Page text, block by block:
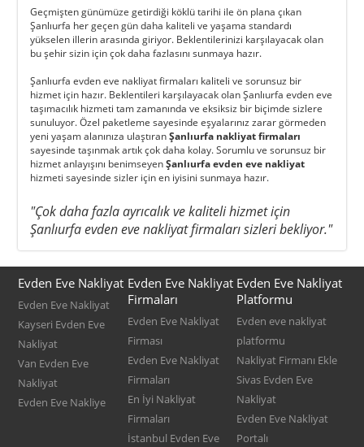
Geçmişten günümüze getirdiği köklü tarihi ile ön plana çıkan
Şanlıurfa her geçen gün daha kaliteli ve yaşama standardı
yükselen illerin arasında giriyor. Beklentilerinizi karşılayacak olan
bu şehir sizin için çok daha fazlasını sunmaya hazır.
Şanlıurfa evden eve nakliyat firmaları kaliteli ve sorunsuz bir
hizmet için hazır. Beklentileri karşılayacak olan Şanlıurfa evden eve
taşımacılık hizmeti tam zamanında ve eksiksiz bir biçimde sizlere
sunuluyor. Özel paketleme sayesinde eşyalarınız zarar görmeden
yeni yaşam alanınıza ulaştıranŞanlıurfa nakliyat firmaları
sayesinde taşınmak artık çok daha kolay. Sorumlu ve sorunsuz bir
hizmet anlayışını benimseyenŞanlıurfa evden eve nakliyat
hizmeti sayesinde sizler için en iyisini sunmaya hazır.
"Çok daha fazla ayrıcalık ve kaliteli hizmet için
Şanlıurfa evden eve nakliyat firmaları sizleri bekliyor."
Evden Eve Nakliyat
Evden Eve Nakliyat
Kayseri Evden Eve
Nakliyat
Van Evden Eve
Nakliyat
Evden Eve Nakliye
Evden Eve Nakliyat
Firmaları
Evden Eve Nakliyat
Firması
Evden Eve Nakliyat
Firmaları
En İyi Nakliyat
Firmaları
İstanbul Evden Eve
Evden Eve Nakliyat
Platformu
Evden eve nakliyat
platformu
Nakliyat Firmanı Ekle
Sivas Evden Eve
Nakliyat
Evden Eve Nakliyat
Portalı